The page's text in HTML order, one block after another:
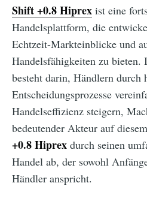
Shift +0.8 Hiprex ist eine
Handelsplattform, die
Echtzeit-Markteinblicke und
Handelsfähigkeiten zu
besteht darin, Händlern durch
Entscheidungsprozesse
Handelseffizienz steigern,
bedeutender Akteur auf
+0.8 Hiprex durch seinen
Handel ab, der sowohl
Händler anspricht.